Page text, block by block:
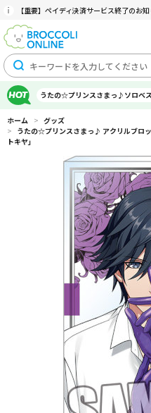
【重要】ペイディ決済サービス終了のお
うたの☆プリンスさまっ♪ソロベ
ホーム > グッズ
> うたの☆プリンスさまっ♪ アクリルブ
トキヤ」